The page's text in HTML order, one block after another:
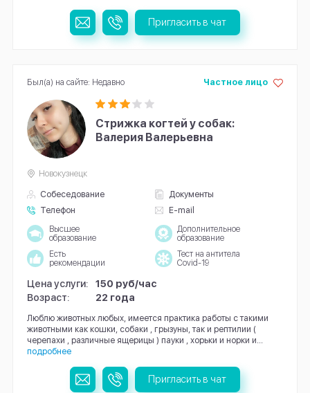
Пригласить в чат
Стрижка когтей у собак:
Валерия Валерьевна
Собеседование
Документы
Телефон
E-mail
Частное лицо
Новокузнецк
Высшее
образование
Дополнительное
образование
Есть
рекомендации
Тест на антитела
Covid-19
Цена услуги:
150 руб/час
Возраст:
22 года
Люблю животных любых, имеется практика работы с такими
животными как кошки, собаки , грызуны, так и рептилии (
черепахи , различные ящерицы ) пауки , хорьки и норки и...
подробнее
Был(а) на сайте: Недавно
Пригласить в чат